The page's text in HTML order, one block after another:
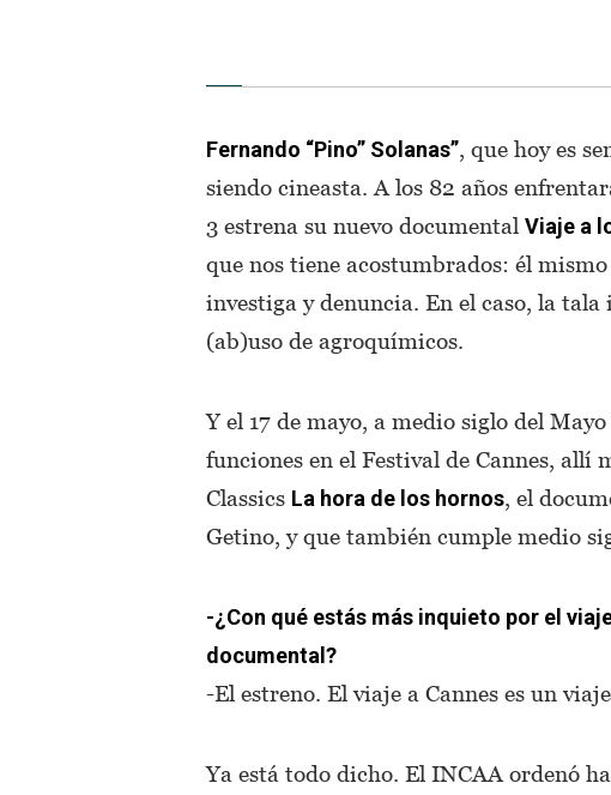
Fernando “Pino” Solanas”, que hoy es
siendo cineasta. A los 82 años
3 estrena su nuevo documental Viaje a
que nos tiene acostumbrados: él
investiga y denuncia. En el caso, la
(ab)uso de agroquímicos.
Y el 17 de mayo, a medio siglo del
funciones en el Festival de Cannes, allí
Classics La hora de los hornos, el
Getino, y que también cumple medio
-¿Con qué estás más inquieto por el
documental?
-El estreno. El viaje a Cannes es un
Ya está todo dicho. El INCAA ordenó